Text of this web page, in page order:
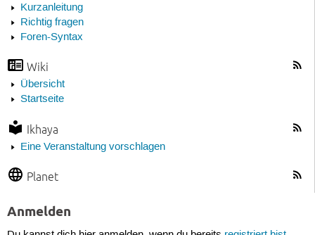
Kurzanleitung
Richtig fragen
Foren-Syntax
Wiki
Übersicht
Startseite
Ikhaya
Eine Veranstaltung vorschlagen
Planet
Anmelden